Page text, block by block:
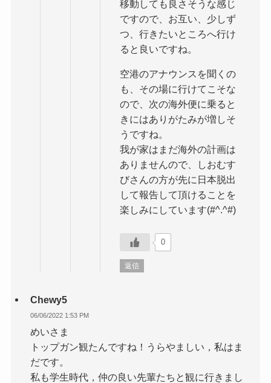
移動しても良さそうな感じ
ですので、お互い、少しず
つ、行きたいところへ行け
ると良いですね。
空港のアナウンスを聞くの
も、その場に行けてこそな
ので、次の海外便に乗ると
きにはありがたみが増しそ
うですね。
我が家はまだ海外の計画は
ありませんので、しおむす
びさんの方が先に日本脱出
して報告して頂けることを
楽しみにしています(#^.^#)
0
返信
Chewy5
06/06/2022 1:53 PM
めいさま
トップガン観たんですね！うらやましい，私はま
だです。
私も学生時代，仲の良い先輩たちと観に行きまし